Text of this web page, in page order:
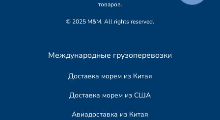
товаров.
© 2025 M&M. All rights reserved.
Международные грузоперевозки
Доставка морем из Китая
Доставка морем из США
Авиадоставка из Китая